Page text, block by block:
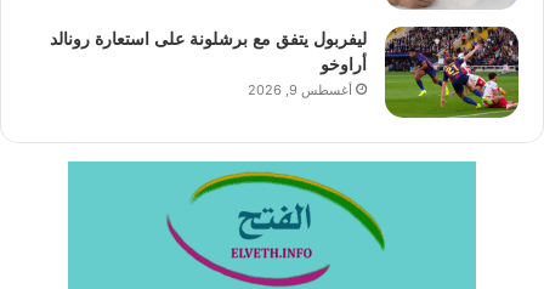
ليفربول يتفق مع برشلونة على استعارة رونالد
أراوخو
أغسطس 9, 2026